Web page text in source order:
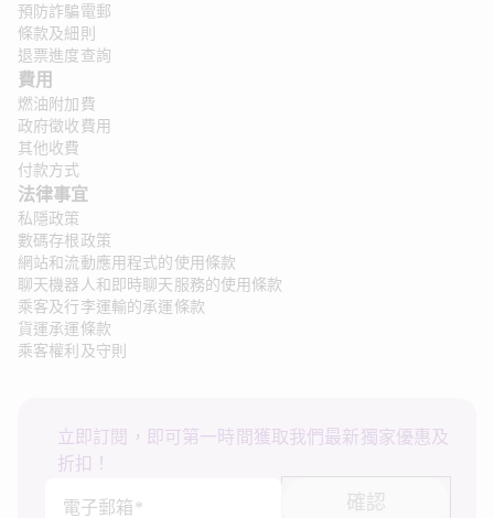
預防詐騙電郵
條款及細則
退票進度查詢
費用
燃油附加費
政府徵收費用
其他收費
付款方式
法律事宜
私隱政策
數碼存根政策
網站和流動應用程式的使用條款
聊天機器人和即時聊天服務的使用條款
乘客及行李運輸的承運條款
貨運承運條款
乘客權利及守則
立即訂閱，即可第一時間獲取我們最新獨家優惠及
折扣！
電子郵箱*
確認